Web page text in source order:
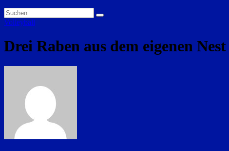
Volleyball
Drei Raben aus dem eigenen